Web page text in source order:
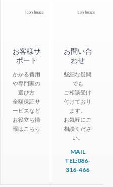
Icon Image
お客様サ
ポート
かかる費用
や専門家の
選び方
全額保証サ
ービスなど
お役立ち情
報はこちら
Icon Image
お問い合
わせ
些細な疑問
でも
ご相談受け
付けており
ます。
お気軽にご
相談くださ
い。
MAIL
TEL:086-
316-466